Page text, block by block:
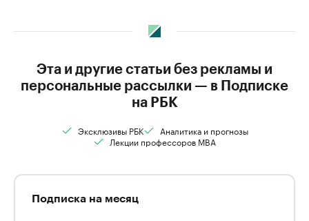
Эта и другие статьи без рекламы и
персональные рассылки — в Подписке
на РБК
Эксклюзивы РБК
Аналитика и прогнозы
Лекции профессоров MBA
Подписка на месяц